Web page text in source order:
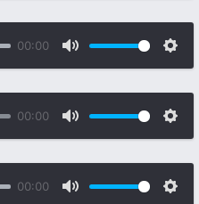
00:00
00:00
00:00